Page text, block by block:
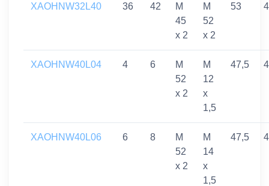
XAOHNW32L40 36 42
M
45
x 2
M
52
x 2
53
XAOHNW40L04 4 6
M
52
x 2
M
12
x
1,5
47,5
XAOHNW40L06 6 8
M
52
x 2
M
14
x
1,5
47,5